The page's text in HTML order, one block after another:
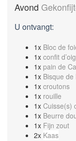
Avond
U ontvangt:
1x Bloc de
1x confit
1x pain de
1x Bisque de
1x croutons
1x rouille
1x Cuisse(s)
1x Beurre
1x Fijn zout
2x Kaas